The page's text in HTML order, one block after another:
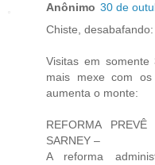
Anônimo 30 de
Chiste, desabafando:
Visitas em
mais mexe com
aumenta o monte:
REFORMA
SARNEY –
A reforma